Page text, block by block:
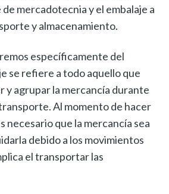
mercadotecnia y el embalaje a
y almacenamiento.
específicamente del
se refiere a todo aquello que
y agrupar la mercancía durante
Al momento de hacer
necesario que la mercancía sea
debido a los movimientos
el transportar las